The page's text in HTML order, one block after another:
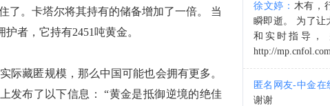
了。卡塔尔将其持有的储备增加了一倍。 当
者，它持有2451吨黄金。
际藏匿规模，那么中国可能也会拥有更多。
发布了以下信息： “黄金是抵御逆境的绝佳
03:04:13
徐文婷： 木有，
瞬即逝。 为了让
和实时指导，
http://
匿名网友-中金在
谢谢